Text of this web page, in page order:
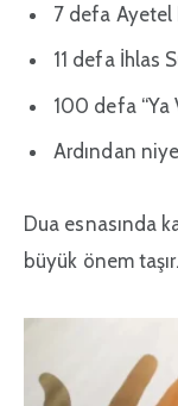
7 defa Ayetel
11 defa İhlas
100 defa “Ya
Ardından
Dua esnasında
büyük önem taşır.